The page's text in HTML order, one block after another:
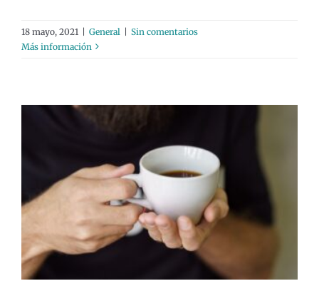
18 mayo, 2021 General
Sin comentarios
Más información
Cuándo realizar el cepillado de
dientes al tomar café
General